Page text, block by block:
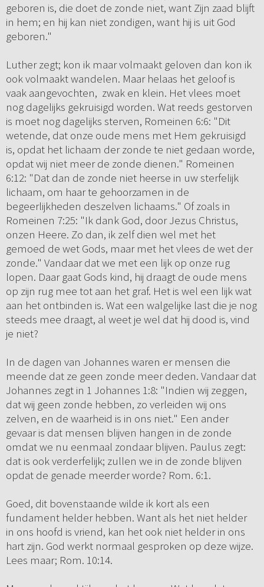
geboren is, die doet de zonde niet, want Zijn zaad blijft
in hem; en hij kan niet zondigen, want hij is uit God
geboren."
Luther zegt; kon ik maar volmaakt geloven dan kon ik
ook volmaakt wandelen. Maar helaas het geloof is
vaak aangevochten, zwak en klein. Het vlees moet
nog dagelijks gekruisigd worden. Wat reeds gestorven
is moet nog dagelijks sterven, Romeinen 6:6: "Dit
wetende, dat onze oude mens met Hem gekruisigd
is, opdat het lichaam der zonde te niet gedaan worde,
opdat wij niet meer de zonde dienen." Romeinen
6:12: "Dat dan de zonde niet heerse in uw sterfelijk
lichaam, om haar te gehoorzamen in de
begeerlijkheden deszelven lichaams." Of zoals in
Romeinen 7:25: "Ik dank God, door Jezus Christus,
onzen Heere. Zo dan, ik zelf dien wel met het
gemoed de wet Gods, maar met het vlees de wet der
zonde." Vandaar dat we met een lijk op onze rug
lopen. Daar gaat Gods kind, hij draagt de oude mens
op zijn rug mee tot aan het graf. Het is wel een lijk wat
aan het ontbinden is. Wat een walgelijke last die je nog
steeds mee draagt, al weet je wel dat hij dood is, vind
je niet?
In de dagen van Johannes waren er mensen die
meende dat ze geen zonde meer deden. Vandaar dat
Johannes zegt in 1 Johannes 1:8: "Indien wij zeggen,
dat wij geen zonde hebben, zo verleiden wij ons
zelven, en de waarheid is in ons niet." Een ander
gevaar is dat mensen blijven hangen in de zonde
omdat we nu eenmaal zondaar blijven. Paulus zegt:
dat is ook verderfelijk; zullen we in de zonde blijven
opdat de genade meerder worde? Rom. 6:1.
Goed, dit bovenstaande wilde ik kort als een
fundament helder hebben. Want als het niet helder
in ons hoofd is vriend, kan het ook niet helder in ons
hart zijn. God werkt normaal gesproken op deze wijze.
Lees maar; Rom. 10:14.